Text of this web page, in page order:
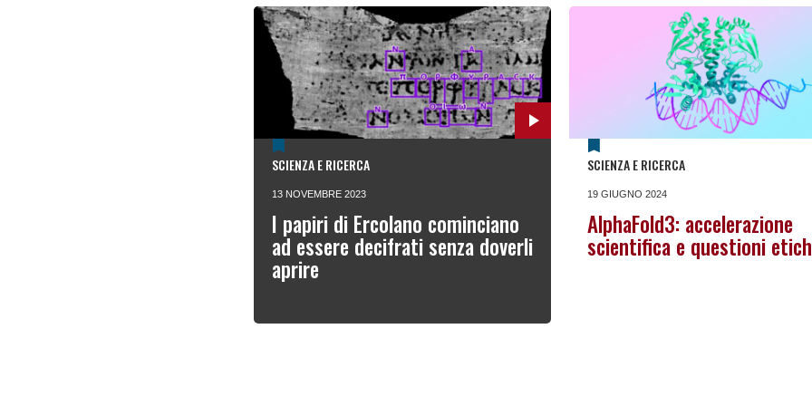
SCIENZA E RICERCA
13 NOVEMBRE 2023
I papiri di Ercolano cominciano
ad essere decifrati senza doverli
aprire
SCIENZA E RICERCA
19 GIUGNO 2024
AlphaFold3: accelerazione
scientifica e questioni